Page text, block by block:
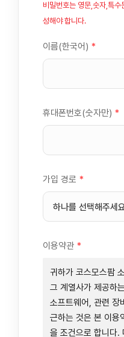
비밀번호는 영문,숫자,특
성해야 합니다.
이름(한국어) *
휴대폰번호(숫자만) *
가입 경로 *
이용약관 *
귀하가 코스모스팜
그 계열사가 제공하
소프트웨어, 관련 장
근하는 것은 본 이용
을 조건으로 합니다.